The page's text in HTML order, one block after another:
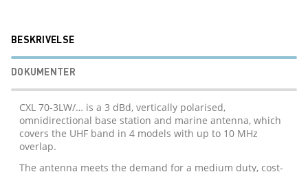
BESKRIVELSE
DOKUMENTER
CXL 70-3LW/… is a 3 dBd, vertically polarised,
omnidirectional base station and marine antenna, which
covers the UHF band in 4 models with up to 10 MHz
overlap.
The antenna meets the demand for a medium duty, cost-